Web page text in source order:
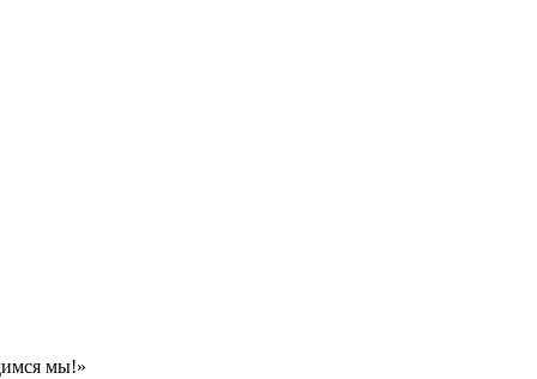
мы!»